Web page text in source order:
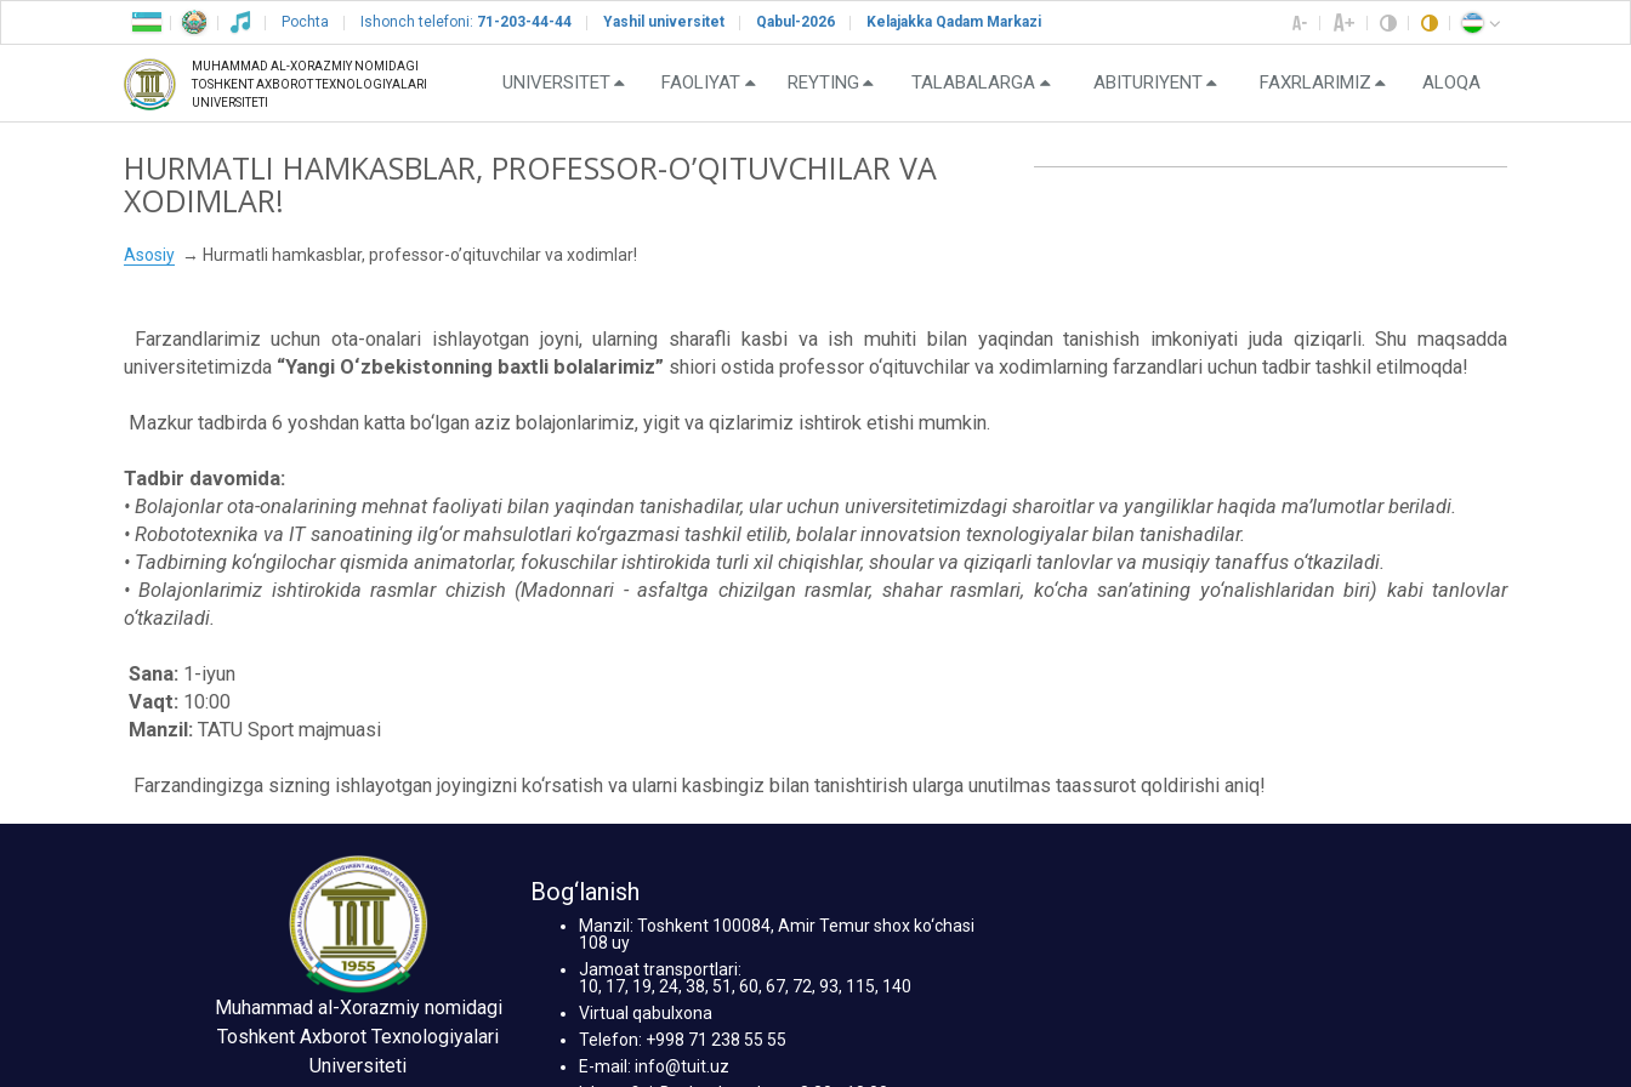
Pochta Ishonch telefoni: 71-203-44-44 Yashil universitet Qabul-2026 Kelajakka Qadam Markazi
MUHAMMAD AL-XORAZMIY NOMIDAGI
TOSHKENT AXBOROT TEXNOLOGIYALARI
UNIVERSITETI
UNIVERSITET FAOLIYAT REYTING TALABALARGA ABITURIYENT FAXRLARIMIZ ALOQA
HURMATLI HAMKASBLAR, PROFESSOR-O’QITUVCHILAR VA
XODIMLAR!
Asosiy Hurmatli hamkasblar, professor-o’qituvchilar va xodimlar!
Farzandlarimiz uchun ota-onalari ishlayotgan joyni, ularning sharafli kasbi va ish muhiti bilan yaqindan tanishish imkoniyati juda qiziqarli. Shu maqsadda
universitetimizda “Yangi O‘zbekistonning baxtli bolalarimiz” shiori ostida professor o‘qituvchilar va xodimlarning farzandlari uchun tadbir tashkil etilmoqda!
Mazkur tadbirda 6 yoshdan katta bo‘lgan aziz bolajonlarimiz, yigit va qizlarimiz ishtirok etishi mumkin.
Tadbir davomida:
• Bolajonlar ota-onalarining mehnat faoliyati bilan yaqindan tanishadilar, ular uchun universitetimizdagi sharoitlar va yangiliklar haqida ma’lumotlar beriladi.
• Robototexnika va IT sanoatining ilg‘or mahsulotlari ko‘rgazmasi tashkil etilib, bolalar innovatsion texnologiyalar bilan tanishadilar.
• Tadbirning ko‘ngilochar qismida animatorlar, fokuschilar ishtirokida turli xil chiqishlar, shoular va qiziqarli tanlovlar va musiqiy tanaffus o‘tkaziladi.
• Bolajonlarimiz ishtirokida rasmlar chizish (Madonnari - asfaltga chizilgan rasmlar, shahar rasmlari, ko‘cha san’atining yo‘nalishlaridan biri) kabi tanlovlar
o‘tkaziladi.
Sana: 1-iyun
Vaqt: 10:00
Manzil: TATU Sport majmuasi
Farzandingizga sizning ishlayotgan joyingizni ko‘rsatish va ularni kasbingiz bilan tanishtirish ularga unutilmas taassurot qoldirishi aniq!
Muhammad al-Xorazmiy nomidagi
Toshkent Axborot Texnologiyalari
Universiteti
Bog‘lanish
Manzil: Toshkent 100084, Amir Temur shox ko‘chasi
108 uy
Jamoat transportlari:
10, 17, 19, 24, 38, 51, 60, 67, 72, 93, 115, 140
Virtual qabulxona
Telefon: +998 71 238 55 55
E-mail: info@tuit.uz